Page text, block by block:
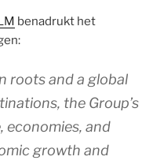
benadrukt het
roots and a global
the Group’s
economies, and
growth and